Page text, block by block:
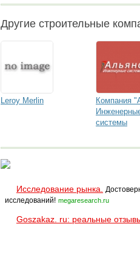
Другие строительные
Leroy Merlin
Компания
системы
Исследование рынка.
исследований! megaresearch.ru
Goszakaz. ru: реальные